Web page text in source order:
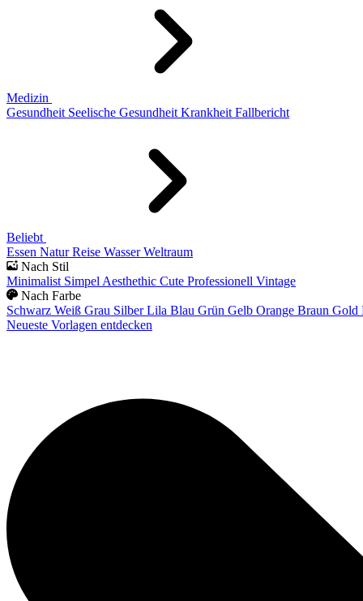
Medizin
Gesundheit Seelische Gesundheit Krankheit Fallbericht
Beliebt
Essen Natur Reise Wasser Weltraum
Nach Stil
Minimalist Simpel Aesthethic Cute Professionell Vintage
Nach Farbe
Schwarz Weiß Grau Silber Lila Blau Grün Gelb Orange Braun Gold
Neueste Vorlagen entdecken